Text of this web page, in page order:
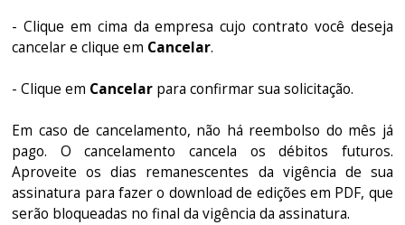
- Clique em cima da empresa cujo contrato você deseja
cancelar e clique em Cancelar.
- Clique em Cancelar para confirmar sua solicitação.
Em caso de cancelamento, não há reembolso do mês já
pago. O cancelamento cancela os débitos futuros.
Aproveite os dias remanescentes da vigência de sua
assinatura para fazer o download de edições em PDF, que
serão bloqueadas no final da vigência da assinatura.